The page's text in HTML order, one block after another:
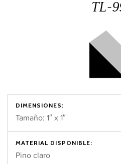
TL-
DIMENSIONES:
Tamaño: 1″ x 1″
MATERIAL DISPONIBLE:
Pino claro